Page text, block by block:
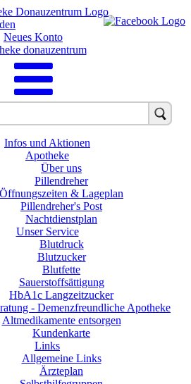
Neues Konto
donauzentrum
Infos und Aktionen
Apotheke
Über uns
Pillendreher
Öffnungszeiten & Lageplan
Pillendreher's Post
Nachtdienstplan
Unser Service
Blutdruck
Blutzucker
Blutfette
Sauerstoffsättigung
HbA1c Langzeitzucker
- Demenzfreundliche Apotheke
Altmedikamente entsorgen
Kundenkarte
Links
Allgemeine Links
Ärzteplan